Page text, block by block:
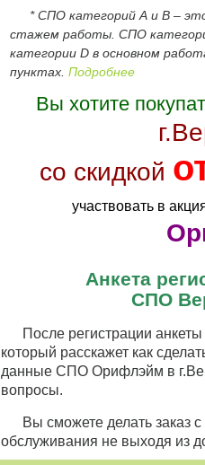
* СПО категорий А и В –
стажем работы. СПО
категории D в основном
пунктах. Подробнее
Вы хотите
со скидкой
участвовать в
Анкета
СПО
После регистрации
который расскажет как
данные СПО Орифлэйм в
вопросы.
Вы сможете делать заказ
обслуживания не выходя из